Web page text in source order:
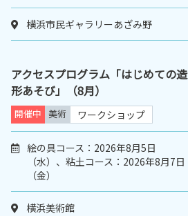
横浜市民ギャラリーあざみ野
アクセスプログラム「はじめての造
形あそび」（8月）
開催中 美術 ワークショップ
絵の具コース：2026年8月5日
（水）、粘土コース：2026年8月7日
（金）
横浜美術館